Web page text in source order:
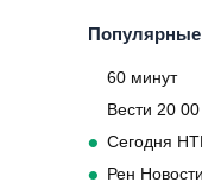
60 минут
Вести 20 00
Сегодня
Рен Новости